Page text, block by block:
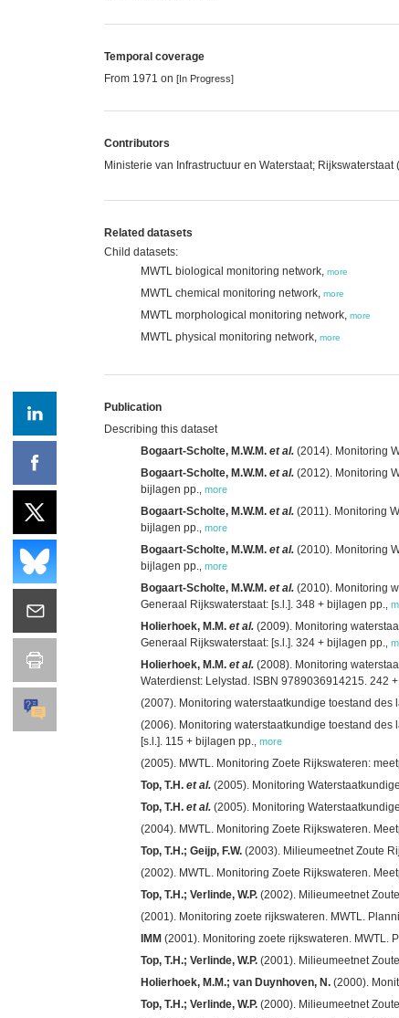
Temporal coverage
From 1971 on [In Progress]
Contributors
Ministerie van Infrastructuur en Waterstaat; Rijkswaterstaat
Related datasets
Child datasets:
MWTL biological monitoring network, more
MWTL chemical monitoring network, more
MWTL morphological monitoring network, more
MWTL physical monitoring network, more
Publication
Describing this dataset
Bogaart-Scholte, M.W.M. et al. (2014). Monitoring
Bogaart-Scholte, M.W.M. et al. (2012). Monitoring
bijlagen pp. more
Bogaart-Scholte, M.W.M. et al. (2011). Monitoring
bijlagen pp. more
Bogaart-Scholte, M.W.M. et al. (2010). Monitoring
bijlagen pp. more
Bogaart-Scholte, M.W.M. et al. (2010). Monitoring
Generaal Rijkswaterstaat: [s.l.]. 348 + bijlagen pp.
Holierhoek, M.M. et al. (2009). Monitoring
Generaal Rijkswaterstaat: [s.l.]. 324 + bijlagen pp.
Holierhoek, M.M. et al. (2008). Monitoring
Waterdienst: Lelystad. ISBN 9789036914215. 242
(2007). Monitoring waterstaatkundige toestand
(2006). Monitoring waterstaatkundige toestand
[s.l.]. 115 + bijlagen pp. more
(2005). MWTL. Monitoring Zoete Rijkswateren:
Top, T.H. et al. (2005). Monitoring
Top, T.H. et al. (2005). Monitoring
(2004). MWTL. Monitoring Zoete Rijkswateren.
Top, T.H.; Geijp, F.W. (2003). Milieumeetnet Zoute
(2002). MWTL. Monitoring Zoete Rijkswateren.
Top, T.H.; Verlinde, W.P. (2002). Milieumeetnet
(2001). Monitoring zoete rijkswateren. MWTL.
IMM (2001). Monitoring zoete rijkswateren. MWTL.
Top, T.H.; Verlinde, W.P. (2001). Milieumeetnet
Holierhoek, M.M.; van Duynhoven, N. (2000).
Top, T.H.; Verlinde, W.P. (2000). Milieumeetnet